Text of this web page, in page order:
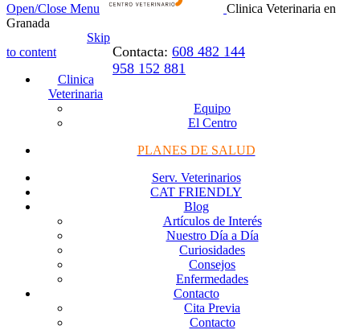
Open/Close Menu
Clinica Veterinaria en
Granada
Contacta: 608 482 144
958 152 881
Skip
to content
Clinica
Veterinaria
Equipo
El Centro
PLANES DE SALUD
Serv. Veterinarios
CAT FRIENDLY
Blog
Artículos de Interés
Nuestro Día a Día
Curiosidades
Consejos
Enfermedades
Contacto
Cita Previa
Contacto